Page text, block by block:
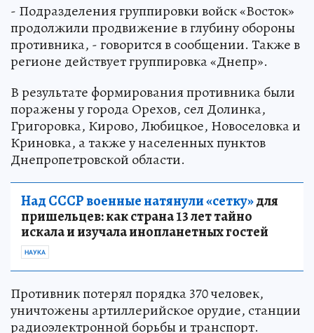
- Подразделения группировки войск «Восток»
продолжили продвижение в глубину обороны
противника, - говорится в сообщении. Также в
регионе действует группировка «Днепр».
В результате формирования противника были
поражены у города Орехов, сел Долинка,
Григоровка, Кирово, Любицкое, Новоселовка и
Криновка, а также у населенных пунктов
Днепропетровской области.
Над СССР военные натянули «сетку»для
пришельцев: как страна 13 лет тайно
искала и изучала инопланетных гостей
НАУКА
Противник потерял порядка 370 человек,
уничтожены артиллерийское орудие, станции
радиоэлектронной борьбы и транспорт.